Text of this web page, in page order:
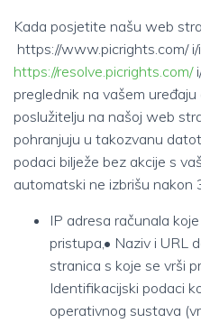
Kada posjetite našu web
https://www.picrights.com/ i/
https://resolve.picrights.com/
preglednik na vašem
poslužitelju na našoj web
pohranjuju u takozvanu
podaci bilježe bez akcije s
automatski ne izbrišu nakon
IP adresa računala
pristupa,• Naziv i URL
stranica s koje se vrši
Identifikacijski podaci
operativnog sustava